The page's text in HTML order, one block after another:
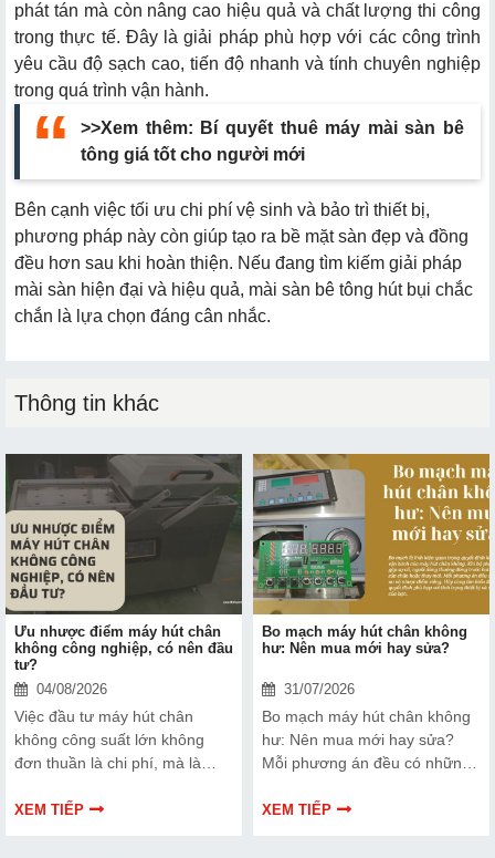
phát tán mà còn nâng cao hiệu quả và chất lượng thi công
trong thực tế. Đây là giải pháp phù hợp với các công trình
yêu cầu độ sạch cao, tiến độ nhanh và tính chuyên nghiệp
trong quá trình vận hành.
>>Xem thêm: Bí quyết thuê máy mài sàn bê
tông giá tốt cho người mới
Bên cạnh việc tối ưu chi phí vệ sinh và bảo trì thiết bị,
phương pháp này còn giúp tạo ra bề mặt sàn đẹp và đồng
đều hơn sau khi hoàn thiện. Nếu đang tìm kiếm giải pháp
mài sàn hiện đại và hiệu quả, mài sàn bê tông hút bụi chắc
chắn là lựa chọn đáng cân nhắc.
Thông tin khác
Ưu nhược điểm máy hút chân
không công nghiệp, có nên đầu
tư?
04/08/2026
Việc đầu tư máy hút chân
không công suất lớn không
đơn thuần là chi phí, mà là
sản phẩm và nâng cao vị thế
XEM TIẾP
Bo mạch máy hút chân không
hư: Nên mua mới hay sửa?
31/07/2026
Bo mạch máy hút chân không
hư: Nên mua mới hay sửa?
Mỗi phương án đều có những
cùng tìm hiểu để đưa ra quyết
XEM TIẾP